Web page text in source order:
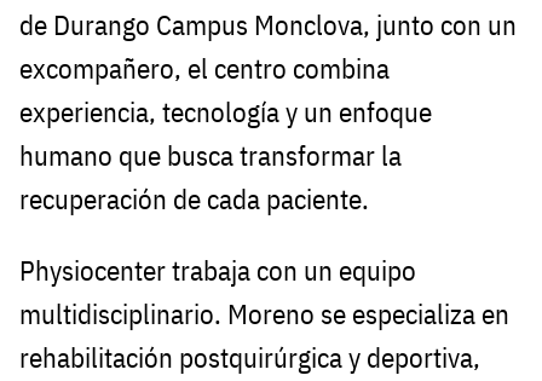
de Durango Campus Monclova, junto con un
excompañero, el centro combina
experiencia, tecnología y un enfoque
humano que busca transformar la
recuperación de cada paciente.
Physiocenter trabaja con un equipo
multidisciplinario. Moreno se especializa en
rehabilitación postquirúrgica y deportiva,